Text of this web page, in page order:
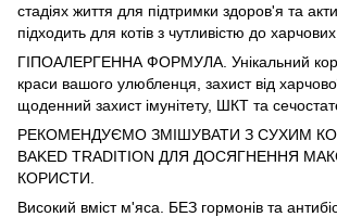
стадіях життя для підтримки здоров'я та
підходить для котів з чутливістю до харчових
ГІПОАЛЕРГЕННА ФОРМУЛА. Унікальний
краси вашого улюбленця, захист від харчової
щоденний захист імунітету, ШКТ та
РЕКОМЕНДУЄМО ЗМІШУВАТИ З СУХИМ
BAKED TRADITION ДЛЯ ДОСЯГНЕННЯ
КОРИСТИ.
Високий вміст м'яса. БЕЗ гормонів та